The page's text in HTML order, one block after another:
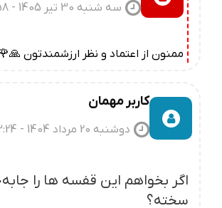
سه شنبه 30 تیر 1405 - 12:58
ممنون از اعتماد و نظر ارزشمندتون
کاربر مهمان
دوشنبه 20 مرداد 1404 - 13:24
اگر بخواهم این قفسه‌ ها را
سخته؟